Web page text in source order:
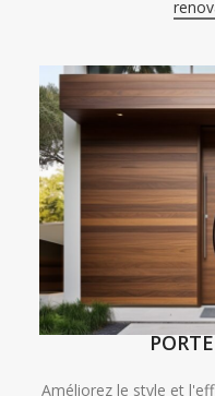
Améliorez le style et